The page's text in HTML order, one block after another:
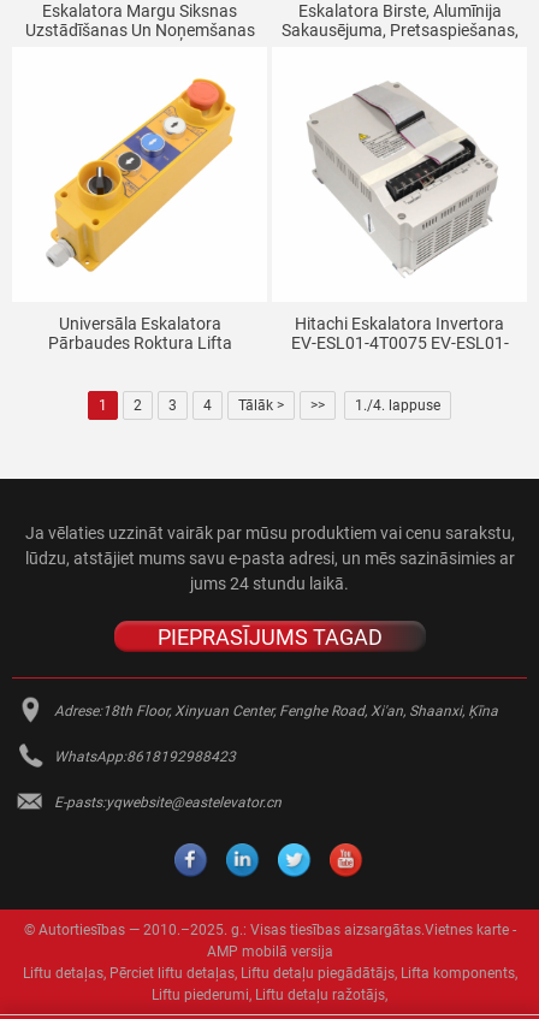
Eskalatora Margu Siksnas
Uzstādīšanas Un Noņemšanas
Siksnas Universālais Āķis
Eskalatora Birste, Alumīnija
Sakausējuma, Pretsaspiešanas,
Universāla Eskalatora
Pārbaudes Roktura Lifta
Pogas Kastes Lifta Detaļas
Hitachi Eskalatora Invertora
EV-ESL01-4T0075 EV-ESL01-
1 2 3 4 Tālāk > >> 1./4. lappuse
Ja vēlaties uzzināt vairāk par mūsu produktiem vai cenu sarakstu,
lūdzu, atstājiet mums savu e-pasta adresi, un mēs sazināsimies ar
jums 24 stundu laikā.
PIEPRASĪJUMS TAGAD
Adrese:18th Floor, Xinyuan Center, Fenghe Road, Xi'an, Shaanxi, Ķīna
WhatsApp:8618192988423
E-pasts:yqwebsite@eastelevator.cn
© Autortiesības — 2010.–2025. g.: Visas tiesības aizsargātas.Vietnes karte-
AMP mobilā versija
Liftu detaļas, Pērciet liftu detaļas, Liftu detaļu piegādātājs, Lifta komponents,
Liftu piederumi, Liftu detaļu ražotājs,